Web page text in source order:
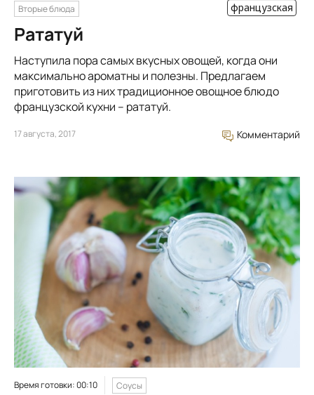
Вторые блюда французская
Рататуй
Наступила пора самых вкусных овощей, когда они
максимально ароматны и полезны. Предлагаем
приготовить из них традиционное овощное блюдо
французской кухни – рататуй.
17 августа, 2017 Комментарий
Время готовки: 00:10 Соусы